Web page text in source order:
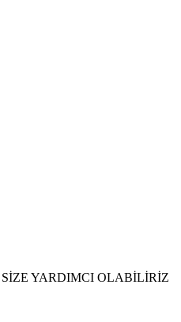
YARDIMCI OLABİLİRİZ